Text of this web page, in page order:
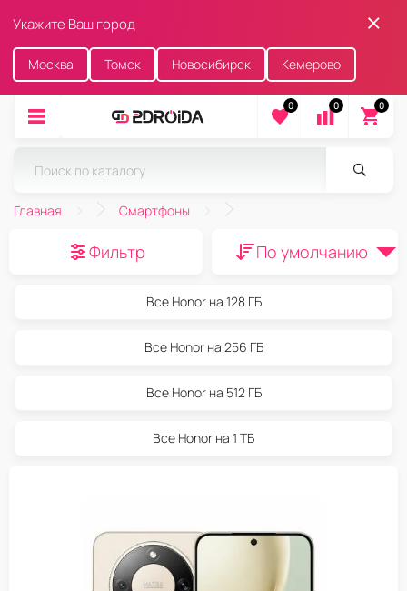
Укажите Ваш город
Москва Томск Новосибирск Кемерово
0 0 0
Главная Смартфоны
Фильтр По умолчанию
Все Honor на 128 ГБ
Все Honor на 256 ГБ
Все Honor на 512 ГБ
Все Honor на 1 ТБ